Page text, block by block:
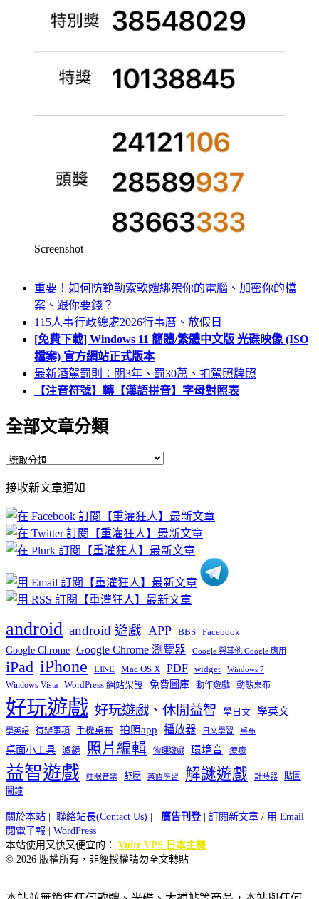
Screenshot
重要！如何防範勒索軟體綁架你的電腦、加密你的檔
案、跟你要錢？
115人事行政總處2026行事曆、放假日
[免費下載] Windows 11 簡體/繁體中文版 光碟映像 (ISO
檔案) 官方網站正式版本
最新酒駕罰則：關3年、罰30萬、扣駕照牌照
【注音符號】轉【漢語拼音】字母對照表
全部文章分類
全
文
章
分
類
接收新文章通知
android android 遊戲 APP BBS Facebook
Google Chrome Google Chrome 瀏覽器 Google 與其他 Google 應用
iPad iPhone LINE Mac OS X PDF widget Windows 7
Windows Vista WordPress 網站架設 免費圖庫 動作遊戲 動態桌布
好玩遊戲 好玩遊戲、休閒益智 學日文 學英文
學英語 待辦事項 手機桌布 拍照app 播放器 日文學習 桌布
桌面小工具 濾鏡 照片編輯 物理遊戲 環境音 療癒
益智遊戲 睡眠音樂 舒壓 英語學習 解謎遊戲 計時器
貼圖
鬧鐘
關於本站 | 聯絡站長(Contact Us) | 廣告刊登| 訂閱新文章 / 用 Email
閱電子報 | WordPress
本站使用又快又便宜的： Vultr VPS 日本主機
© 2026 版權所有，非經授權請勿全文轉貼